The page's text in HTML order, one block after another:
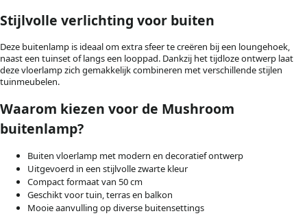
Stijlvolle verlichting voor buiten
Deze buitenlamp is ideaal om extra sfeer te creëren bij een loungehoek,
naast een tuinset of langs een looppad. Dankzij het tijdloze ontwerp laat
deze vloerlamp zich gemakkelijk combineren met verschillende stijlen
tuinmeubelen.
Waarom kiezen voor de Mushroom
buitenlamp?
Buiten vloerlamp met modern en decoratief ontwerp
Uitgevoerd in een stijlvolle zwarte kleur
Compact formaat van 50 cm
Geschikt voor tuin, terras en balkon
Mooie aanvulling op diverse buitensettings